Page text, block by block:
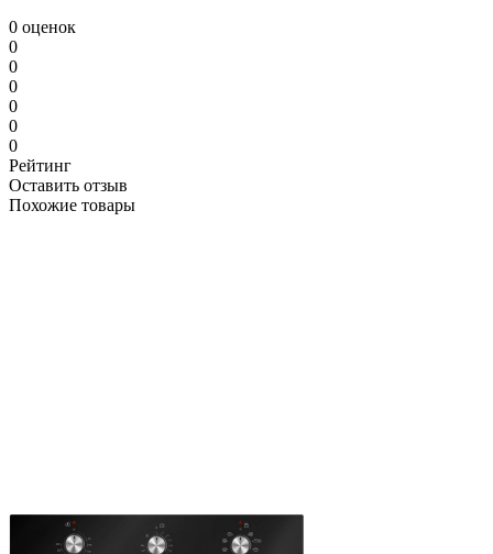
0 оценок
0
0
0
0
0
0
Рейтинг
Оставить отзыв
Похожие товары